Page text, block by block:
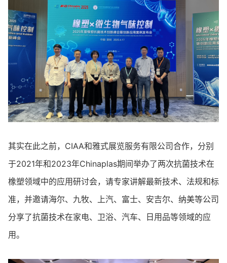
其实在此之前，CIAA和雅式展览服务有限公司合作，分别
于2021年和2023年Chinaplas期间举办了两次抗菌技术在
橡塑领域中的应用研讨会，请专家讲解最新技术、法规和标
准，并邀请海尔、九牧、上汽、富士、安吉尔、纳美等公司
分享了抗菌技术在家电、卫浴、汽车、日用品等领域的应
用。